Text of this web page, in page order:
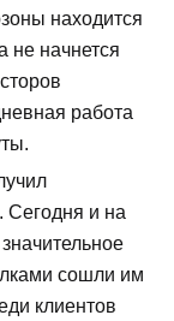
находится
не начнется
работа
Сегодня и на
сошли им
клиентов